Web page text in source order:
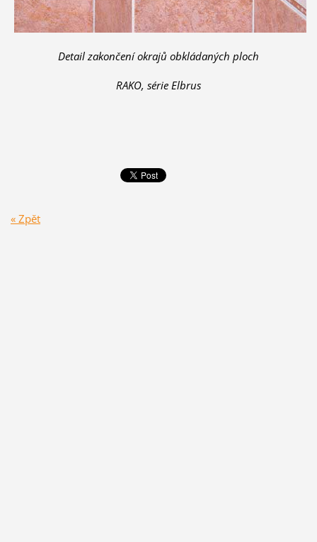
Detail zakončení okrajů obkládaných ploch
RAKO, série Elbrus
« Zpět